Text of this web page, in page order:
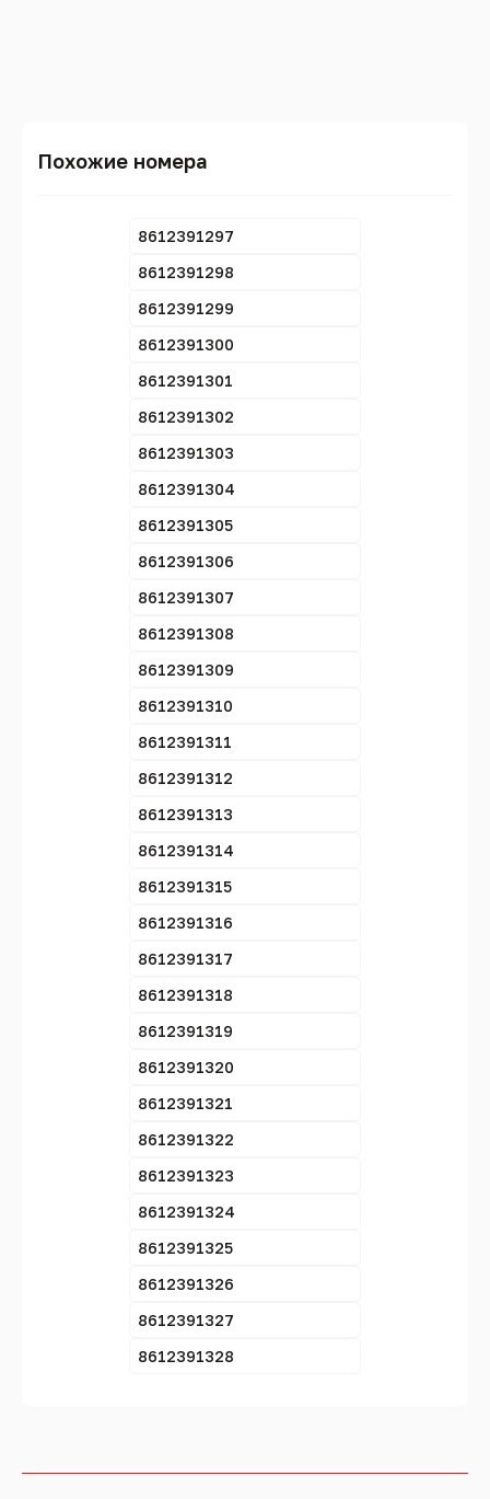
Похожие номера
8612391297
8612391298
8612391299
8612391300
8612391301
8612391302
8612391303
8612391304
8612391305
8612391306
8612391307
8612391308
8612391309
8612391310
8612391311
8612391312
8612391313
8612391314
8612391315
8612391316
8612391317
8612391318
8612391319
8612391320
8612391321
8612391322
8612391323
8612391324
8612391325
8612391326
8612391327
8612391328